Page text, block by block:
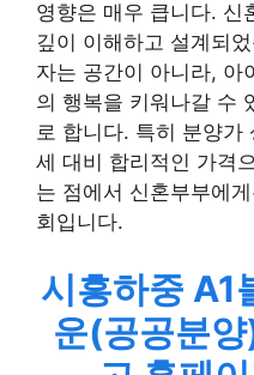
영향은 매우 큽니다. 신
깊이 이해하고 설계되
자는 공간이 아니라, 아
의 행복을 키워나갈 수
로 합니다. 특히 분양가
세 대비 합리적인 가격
는 점에서 신혼부부에
회입니다.
시흥하중 A1
운(공공분